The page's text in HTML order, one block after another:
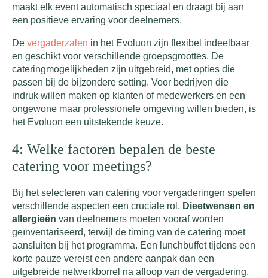
maakt elk event automatisch speciaal en draagt bij aan
een positieve ervaring voor deelnemers.
De vergaderzalen in het Evoluon zijn flexibel indeelbaar
en geschikt voor verschillende groepsgroottes. De
cateringmogelijkheden zijn uitgebreid, met opties die
passen bij de bijzondere setting. Voor bedrijven die
indruk willen maken op klanten of medewerkers en een
ongewone maar professionele omgeving willen bieden, is
het Evoluon een uitstekende keuze.
4: Welke factoren bepalen de beste
catering voor meetings?
Bij het selecteren van catering voor vergaderingen spelen
verschillende aspecten een cruciale rol. Dieetwensen en
allergieën van deelnemers moeten vooraf worden
geïnventariseerd, terwijl de timing van de catering moet
aansluiten bij het programma. Een lunchbuffet tijdens een
korte pauze vereist een andere aanpak dan een
uitgebreide netwerkborrel na afloop van de vergadering.